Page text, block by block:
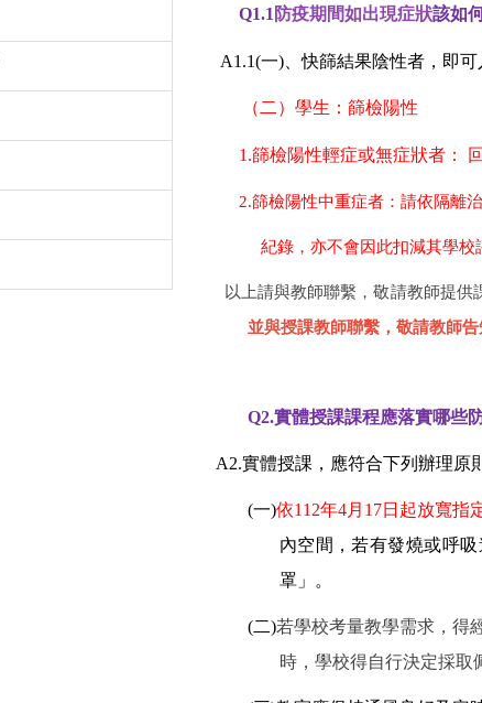
Q1.1 防疫期間如出現症狀該如
A1.1(一)、快篩結果陰性者，即可
（二）學生：篩檢陽性
1.篩檢陽性輕症或無症狀者：
2.篩檢陽性中重症者：請依隔離
紀錄，亦不會因此扣減其學校
以上請與教師聯繫，敬請教師提供
並與授課教師聯繫，敬請教師
Q2.實體授課課程應落實哪些
A2.實體授課，應符合下列辦理原
(一)依112年4月17日起放寬指
內空間，若有發燒或呼
罩」。
(二)若學校考量教學需求，得
時，學校得自行決定採取